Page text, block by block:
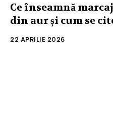
Ce înseamnă
din aur și cum se
22 APRILIE 2026